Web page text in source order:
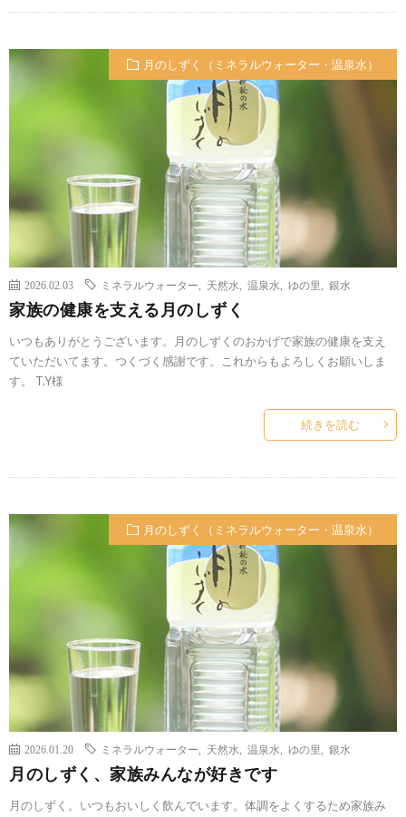
月のしずく（ミネラルウォーター・温泉水）
2026.02.03 ミネラルウォーター 天然水 温泉水 ゆの里 銀水
家族の健康を支える月のしずく
いつもありがとうございます。月のしずくのおかげで家族の健康を支え
ていただいてます。つくづく感謝です。これからもよろしくお願いしま
す。 T.Y様
続きを読む
月のしずく（ミネラルウォーター・温泉水）
2026.01.20 ミネラルウォーター 天然水 温泉水 ゆの里 銀水
月のしずく、家族みんなが好きです
月のしずく。いつもおいしく飲んでいます。体調をよくするため家族み